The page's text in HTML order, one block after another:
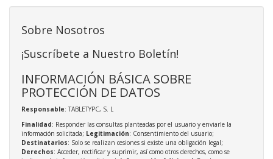
Sobre Nosotros
¡Suscríbete a Nuestro Boletín!
INFORMACIÓN BÁSICA SOBRE
PROTECCIÓN DE DATOS
Responsable: TABLETYPC, S. L
Finalidad: Responder las consultas planteadas por el usuario y enviarle la
información solicitada; Legitimación: Consentimiento del usuario;
Destinatarios: Solo se realizan cesiones si existe una obligación legal;
Derechos: Acceder, rectificar y suprimir, así como otros derechos, como se